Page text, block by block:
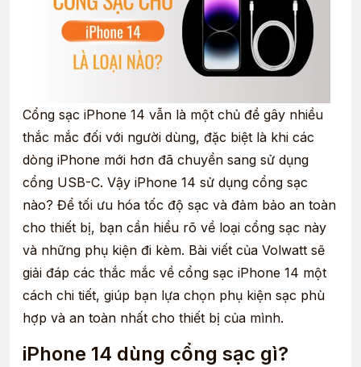
Cổng sạc iPhone 14 vẫn là một chủ đề gây nhiều
thắc mắc đối với người dùng, đặc biệt là khi các
dòng iPhone mới hơn đã chuyển sang sử dụng
cổng USB-C. Vậy iPhone 14 sử dụng cổng sạc
nào? Để tối ưu hóa tốc độ sạc và đảm bảo an toàn
cho thiết bị, bạn cần hiểu rõ về loại cổng sạc này
và những phụ kiện đi kèm. Bài viết của Volwatt sẽ
giải đáp các thắc mắc về cổng sạc iPhone 14 một
cách chi tiết, giúp bạn lựa chọn phụ kiện sạc phù
hợp và an toàn nhất cho thiết bị của mình.
iPhone 14 dùng cổng sạc gì?